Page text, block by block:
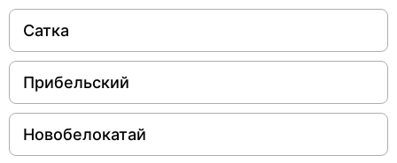
Сатка
Прибельский
Новобелокатай